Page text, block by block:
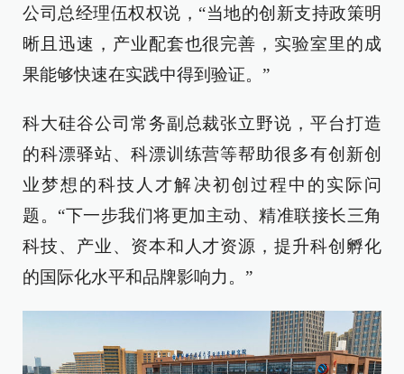
公司总经理伍权权说，“当地的创新支持政策明
晰且迅速，产业配套也很完善，实验室里的成
果能够快速在实践中得到验证。”
科大硅谷公司常务副总裁张立野说，平台打造
的科漂驿站、科漂训练营等帮助很多有创新创
业梦想的科技人才解决初创过程中的实际问
题。“下一步我们将更加主动、精准联接长三角
科技、产业、资本和人才资源，提升科创孵化
的国际化水平和品牌影响力。”